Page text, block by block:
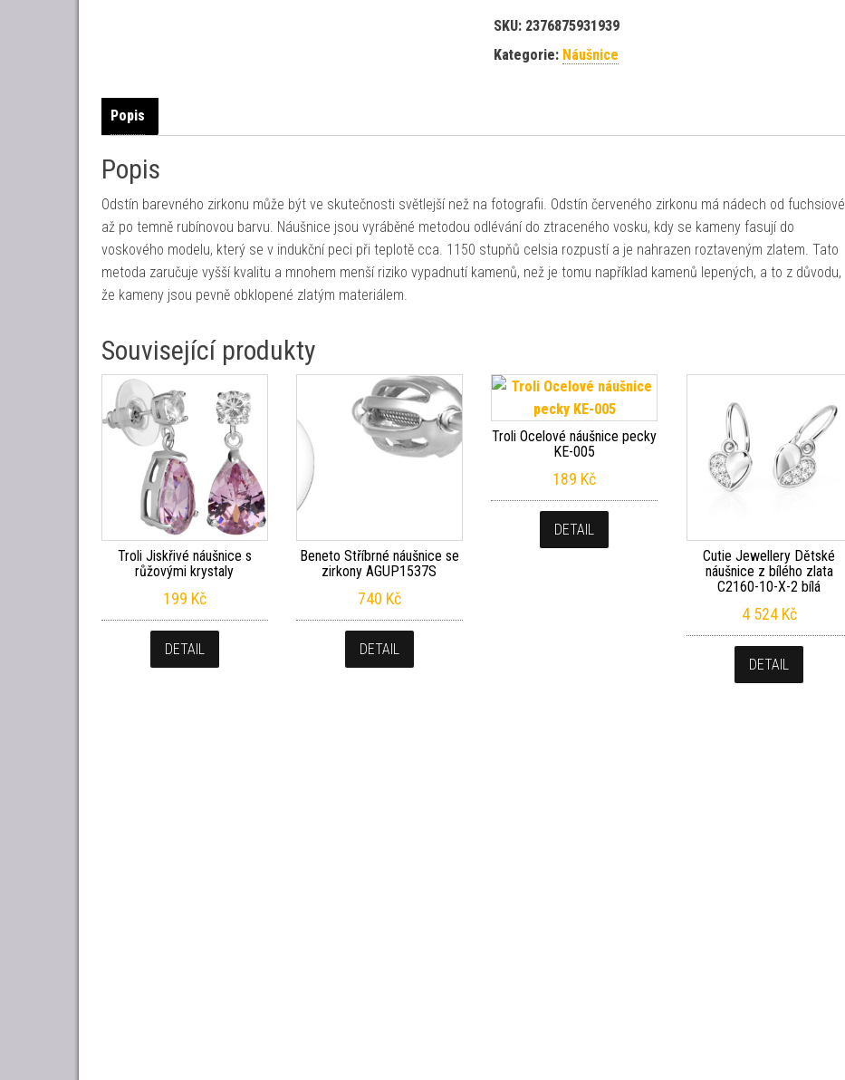
SKU: 2376875931939
Kategorie: Náušnice
Popis
Popis
Odstín barevného zirkonu může být ve skutečnosti světlejší než na fotografii. Odstín červeného zirkonu má nádech od fuchsiové
až po temně rubínovou barvu. Náušnice jsou vyráběné metodou odlévání do ztraceného vosku, kdy se kameny fasují do
voskového modelu, který se v indukční peci při teplotě cca. 1150 stupňů celsia rozpustí a je nahrazen roztaveným zlatem. Tato
metoda zaručuje vyšší kvalitu a mnohem menší riziko vypadnutí kamenů, než je tomu například kamenů lepených, a to z důvodu,
že kameny jsou pevně obklopené zlatým materiálem.
Související produkty
Troli Jiskřivé náušnice s
růžovými krystaly
199 Kč
DETAIL
Beneto Stříbrné náušnice se
zirkony AGUP1537S
740 Kč
DETAIL
Troli Ocelové náušnice pecky
KE-005
189 Kč
DETAIL
Cutie Jewellery Dětské
náušnice z bílého zlata
C2160-10-X-2 bílá
4 524 Kč
DETAIL